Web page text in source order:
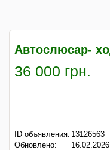
Автослюсар-
36 000 грн.
ID объявления: 13126563
Обновлено:
16.02.2026